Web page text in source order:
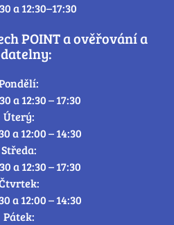
a 12:30–17:30
POINT a ověřování a
a 12:30 – 17:30
Úterý:
a 12:00 – 14:30
Středa:
a 12:30 – 17:30
a 12:00 – 14:30
Pátek: